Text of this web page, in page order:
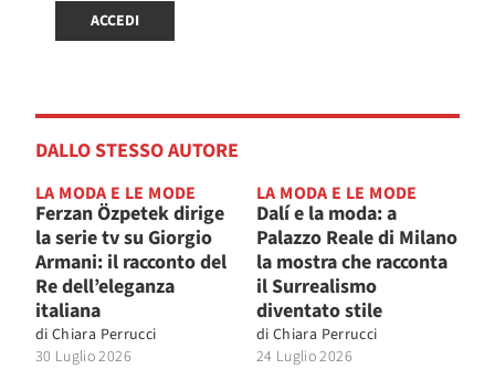
ACCEDI
DALLO STESSO AUTORE
LA MODA E LE MODE
Ferzan Özpetek dirige
la serie tv su Giorgio
Armani: il racconto del
Re dell’eleganza
italiana
di Chiara Perrucci
30 Luglio 2026
LA MODA E LE MODE
Dalí e la moda: a
Palazzo Reale di Milano
la mostra che racconta
il Surrealismo
diventato stile
di Chiara Perrucci
24 Luglio 2026